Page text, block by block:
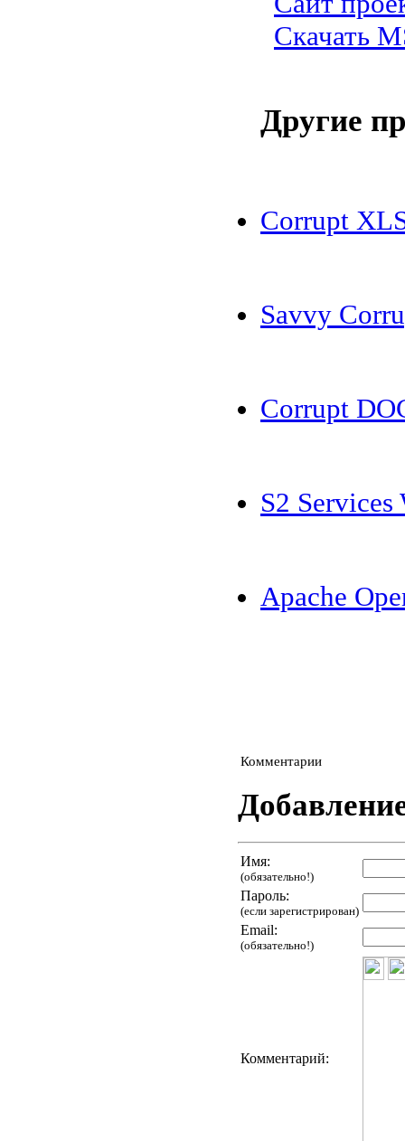
Скачать
Другие
Corrupt
Savvy
Corrupt
S2
Apache
Комментарии
Имя:
(обязательно!)
Пароль:
(если зарегистрирован)
Email:
(обязательно!)
Комментарий: